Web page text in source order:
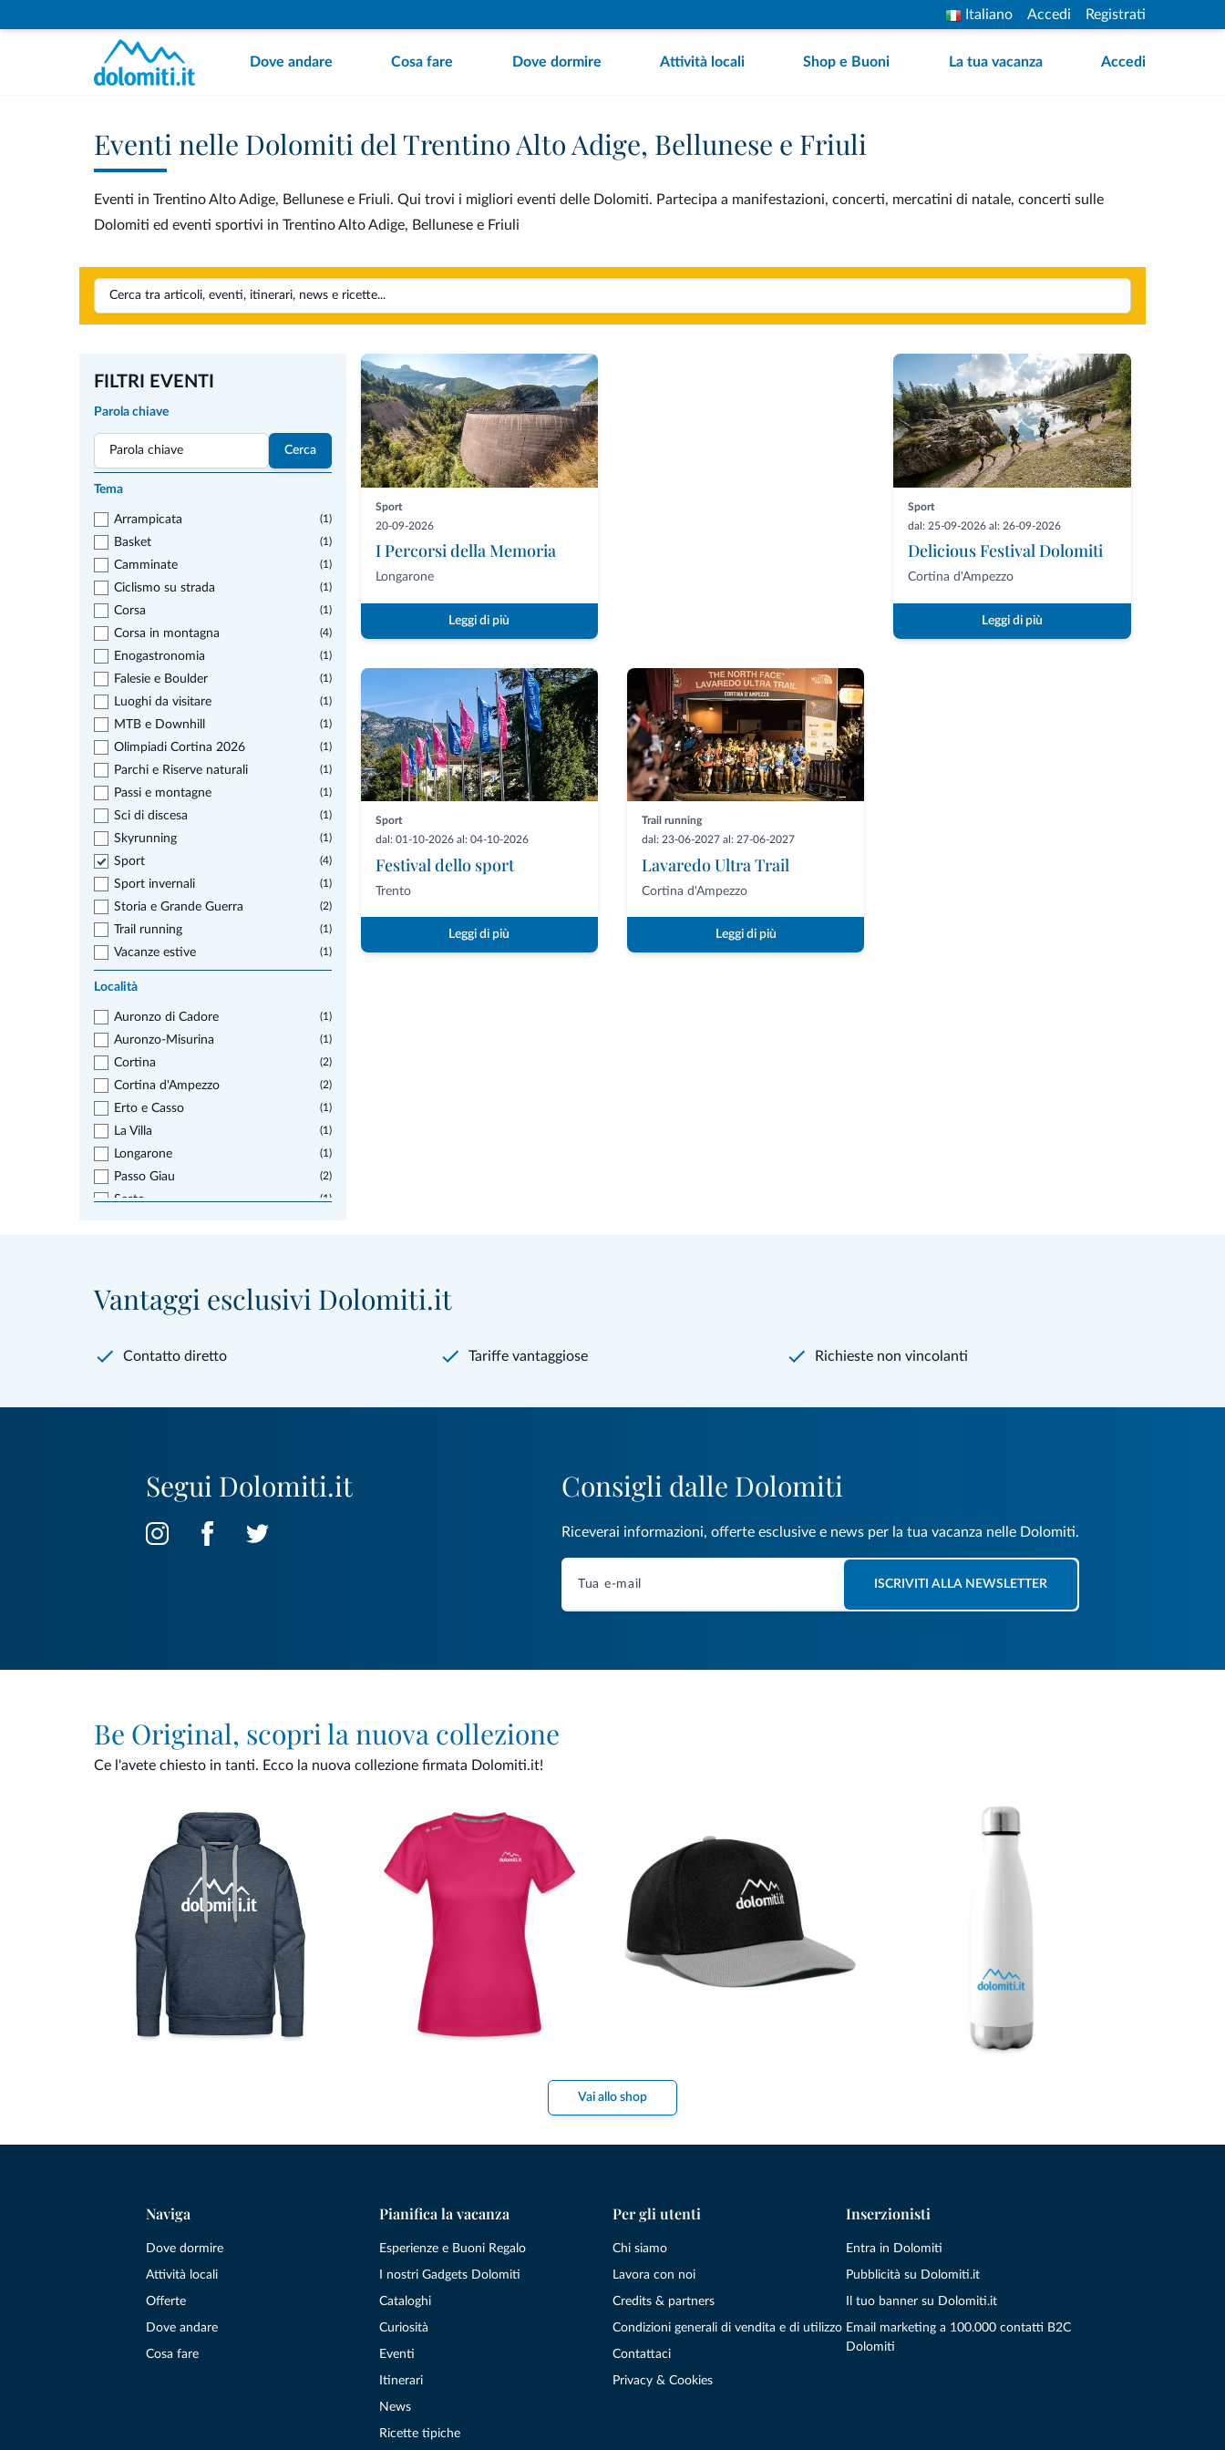
Italiano Accedi Registrati
Dove andare Cosa fare Dove dormire Attività locali Shop e Buoni La tua vacanza Accedi
Eventi nelle Dolomiti del Trentino Alto Adige, Bellunese e Friuli
Eventi in Trentino Alto Adige, Bellunese e Friuli. Qui trovi i migliori eventi delle Dolomiti. Partecipa a manifestazioni, concerti, mercatini di natale, concerti sulle
Dolomiti ed eventi sportivi in Trentino Alto Adige, Bellunese e Friuli
FILTRI EVENTI
Parola chiave
Cerca
Tema
Arrampicata (1)
Basket (1)
Camminate (1)
Ciclismo su strada (1)
Corsa (1)
Corsa in montagna (4)
Enogastronomia (1)
Falesie e Boulder (1)
Luoghi da visitare (1)
MTB e Downhill (1)
Olimpiadi Cortina 2026 (1)
Parchi e Riserve naturali (1)
Passi e montagne (1)
Sci di discesa (1)
Skyrunning (1)
Sport (4)
Sport invernali (1)
Storia e Grande Guerra (2)
Trail running (1)
Vacanze estive (1)
Località
Auronzo di Cadore (1)
Auronzo-Misurina (1)
Cortina (2)
Cortina d'Ampezzo (2)
Erto e Casso (1)
La Villa (1)
Longarone (1)
Passo Giau (2)
Sesto (1)
Sport
20-09-2026
I Percorsi della Memoria
Longarone
Leggi di più
Sport
dal: 25-09-2026 al: 26-09-2026
Delicious Festival Dolomiti
Cortina d'Ampezzo
Leggi di più
Sport
dal: 01-10-2026 al: 04-10-2026
Festival dello sport
Trento
Leggi di più
Trail running
dal: 23-06-2027 al: 27-06-2027
Lavaredo Ultra Trail
Cortina d'Ampezzo
Leggi di più
Vantaggi esclusivi Dolomiti.it
Contatto diretto Tariffe vantaggiose Richieste non vincolanti
Segui Dolomiti.it Consigli dalle Dolomiti
Riceverai informazioni, offerte esclusive e news per la tua vacanza nelle Dolomiti.
ISCRIVITI ALLA NEWSLETTER
Be Original, scopri la nuova collezione
Ce l'avete chiesto in tanti. Ecco la nuova collezione firmata Dolomiti.it!
Vai allo shop
Naviga
Dove dormire
Attività locali
Offerte
Dove andare
Cosa fare
Pianifica la vacanza
Esperienze e Buoni Regalo
I nostri Gadgets Dolomiti
Cataloghi
Curiosità
Eventi
Itinerari
News
Ricette tipiche
Per gli utenti
Chi siamo
Lavora con noi
Credits & partners
Condizioni generali di vendita e di utilizzo
Contattaci
Privacy & Cookies
Inserzionisti
Entra in Dolomiti
Pubblicità su Dolomiti.it
Il tuo banner su Dolomiti.it
Email marketing a 100.000 contatti B2C
Dolomiti